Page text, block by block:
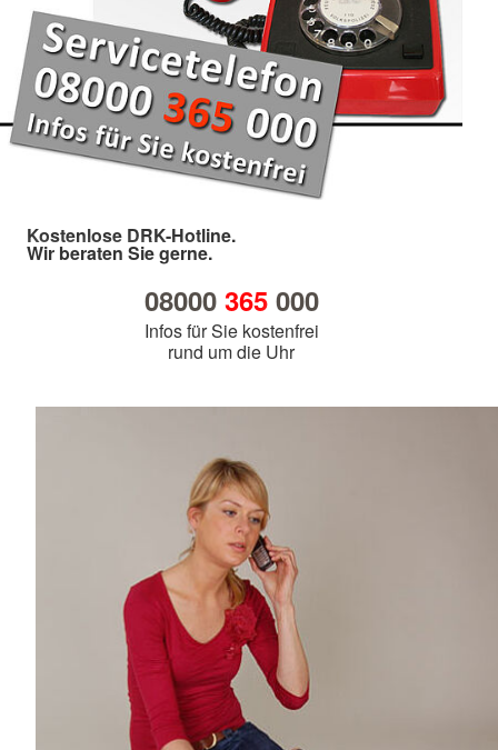
Kostenlose DRK-Hotline.
Wir beraten Sie gerne.
08000 365000
Infos für Sie kostenfrei
rund um die Uhr